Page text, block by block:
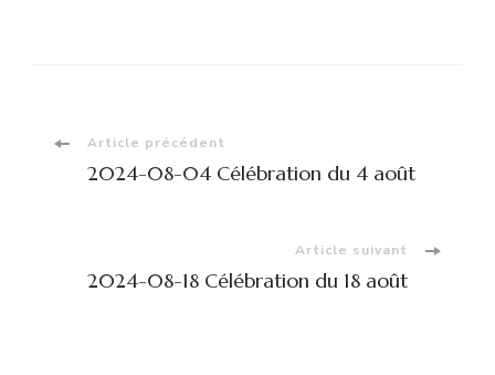
Navigation
Article précédent
2024-08-04 Célébration du 4 août
Article suivant
2024-08-18 Célébration du 18 août